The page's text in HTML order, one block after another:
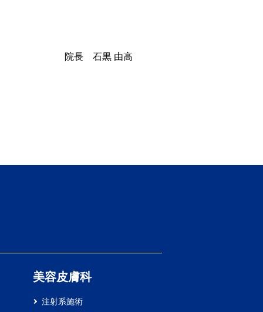
院長 石黒 由高
美容皮膚科
注射系施術